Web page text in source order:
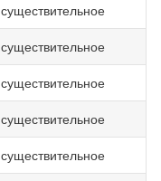
существительное
существительное
существительное
существительное
существительное